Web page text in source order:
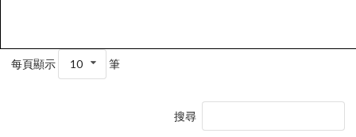
每頁顯示 10 筆
搜尋